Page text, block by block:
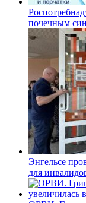
почечным
Энгельсе
для